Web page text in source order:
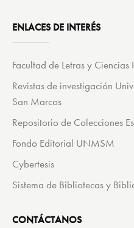
ENLACES DE INTERÉS
Facultad de Letras y Ciencias
Revistas de investigación
San Marcos
Repositorio de Colecciones
Fondo Editorial UNMSM
Cybertesis
Sistema de Bibliotecas y
CONTÁCTANOS